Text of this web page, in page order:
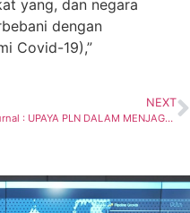
yang, dan negara
dengan
Covid-19),”
NEXT
Jurnal : UPAYA PLN DALAM MENJAGA KEANDALAN LISTRIK PELANGGAN MELALUI STIMULUS LISTRIK PADA MASA PPKM